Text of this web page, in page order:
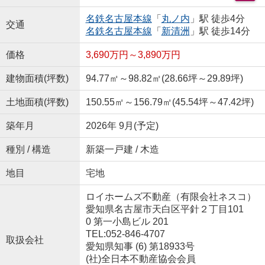
交通
名鉄名古屋本線 「 丸ノ内 」駅 徒歩4分
名鉄名古屋本線 「 新清洲 」駅 徒歩14分
価格 3,690万円～3,890万円
建物面積(坪数) 94.77㎡～98.82㎡(28.66坪～29.89坪)
土地面積(坪数) 150.55㎡～156.79㎡(45.54坪～47.42坪)
築年月 2026年 9月(予定)
種別 / 構造 新築一戸建 / 木造
地目 宅地
取扱会社
ロイホームズ不動産（有限会社ネスコ）
愛知県名古屋市天白区平針２丁目101
0 第一小島ビル 201
TEL:052-846-4707
愛知県知事 (6) 第18933号
(社)全日本不動産協会会員